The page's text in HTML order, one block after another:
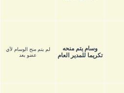
وسام يتم منحه
تكريما للمدير العام
لم يتم منح الوسام لأي
عضو بعد